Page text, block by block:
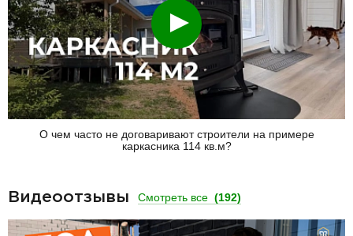
Смотреть
О чем часто не договаривают строители на примере
каркасника 114 кв.м?
Видеоотзывы Смотреть все (192)